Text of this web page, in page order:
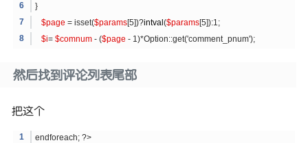
}
$page = isset($params[5])?intval($params[5]):1;
$i=$comnum - ($page - 1)*Option::get('comment_pnum');
然后找到评论列表尾部
把这个
endforeach; ?>